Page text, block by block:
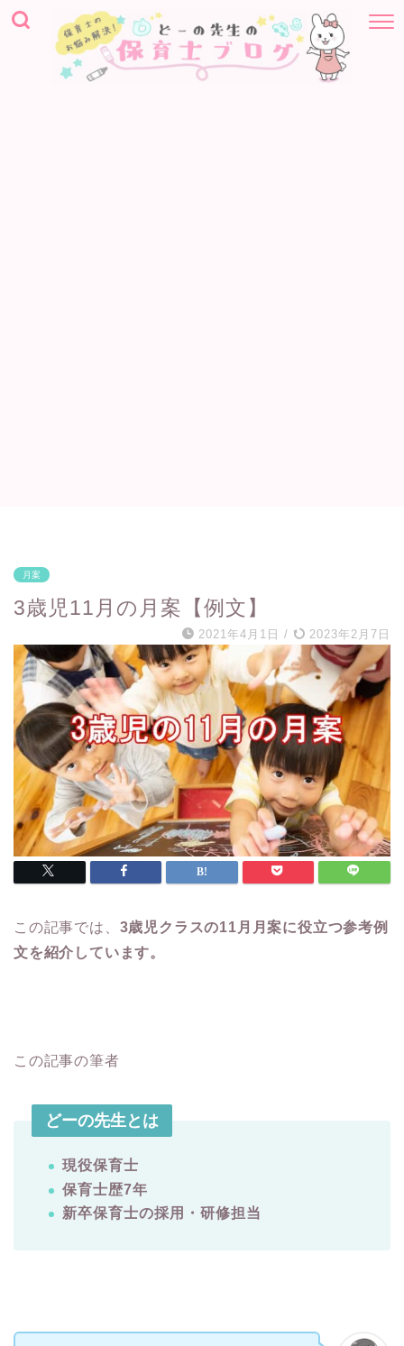
月案
3歳児11月の月案【例文】
2021年4月1日 / 2023年2月7日
この記事では、 3歳児クラスの11月月案に役立つ参考例
文を紹介しています。
この記事の筆者
どーの先生とは
現役保育士
保育士歴7年
新卒保育士の採用・研修担当